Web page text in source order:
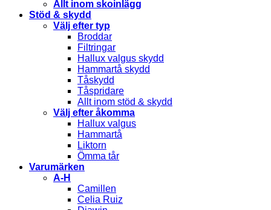
Allt inom skoinlägg
Stöd & skydd
Välj efter typ
Broddar
Filtringar
Hallux valgus skydd
Hammartå skydd
Tåskydd
Tåspridare
Allt inom stöd & skydd
Välj efter åkomma
Hallux valgus
Hammartå
Liktorn
Ömma tår
Varumärken
A-H
Camillen
Celia Ruiz